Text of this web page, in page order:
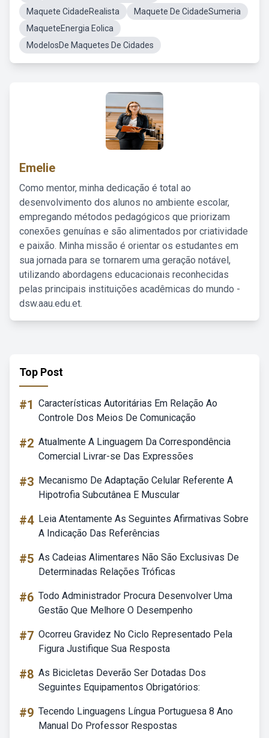
Maquete CidadeRealista
Maquete De CidadeSumeria
MaqueteEnergia Eolica
ModelosDe Maquetes De Cidades
Emelie
Como mentor, minha dedicação é total ao
desenvolvimento dos alunos no ambiente escolar,
empregando métodos pedagógicos que priorizam
conexões genuínas e são alimentados por criatividade
e paixão. Minha missão é orientar os estudantes em
sua jornada para se tornarem uma geração notável,
utilizando abordagens educacionais reconhecidas
pelas principais instituições acadêmicas do mundo -
dsw.aau.edu.et.
Top Post
#1 Características Autoritárias Em Relação Ao
Controle Dos Meios De Comunicação
#2 Atualmente A Linguagem Da Correspondência
Comercial Livrar-se Das Expressões
#3 Mecanismo De Adaptação Celular Referente A
Hipotrofia Subcutânea E Muscular
#4 Leia Atentamente As Seguintes Afirmativas Sobre
A Indicação Das Referências
#5 As Cadeias Alimentares Não São Exclusivas De
Determinadas Relações Tróficas
#6 Todo Administrador Procura Desenvolver Uma
Gestão Que Melhore O Desempenho
#7 Ocorreu Gravidez No Ciclo Representado Pela
Figura Justifique Sua Resposta
#8 As Bicicletas Deverão Ser Dotadas Dos
Seguintes Equipamentos Obrigatórios:
#9 Tecendo Linguagens Língua Portuguesa 8 Ano
Manual Do Professor Respostas